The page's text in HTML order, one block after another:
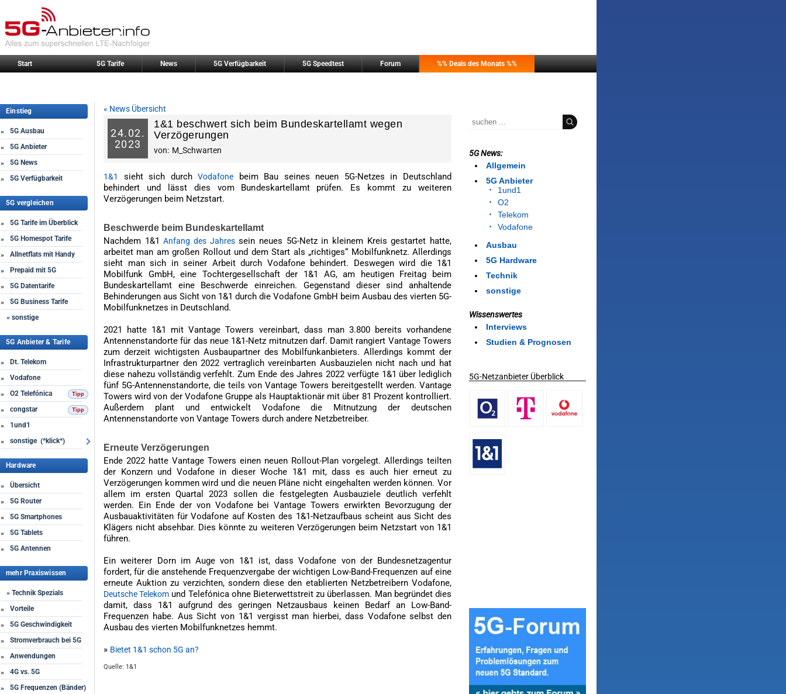
Start 5G Tarife News 5G Verfügbarkeit 5G Speedtest Forum %% Deals des Monats %%
Einstieg
»
5G Ausbau
»
5G Anbieter
»
5G News
»
5G Verfügbarkeit
5G vergleichen
»
5G Tarife im Überblick
»
5G Homespot Tarife
»
Allnetflats mit Handy
»
Prepaid mit 5G
»
5G Datentarife
»
5G Business Tarife
» sonstige
5G Anbieter & Tarife
»
Dt. Telekom
»
Vodafone
»
O2 Telefónica
»
congstar
»
1und1
»
sonstige (*klick*)
Hardware
»
Übersicht
»
5G Router
»
5G Smartphones
»
5G Tablets
»
5G Antennen
mehr Praxiswissen
» Technik Spezials
»
Vorteile
»
5G Geschwindigkeit
»
Stromverbrauch bei 5G
»
Anwendungen
»
4G vs. 5G
»
5G Frequenzen (Bänder)
« News Übersicht
24. 02.
2023
1&1 beschwert sich beim Bundeskartellamt wegen
Verzögerungen
von: M_Schwarten
1&1 sieht sich durchVodafone beim Bau seines neuen 5G-Netzes in Deutschland
behindert und lässt dies vom Bundeskartellamt prüfen. Es kommt zu weiteren
Verzögerungen beim Netzstart.
Beschwerde beim Bundeskartellamt
Nachdem 1&1Anfang des Jahressein neues 5G-Netz in kleinem Kreis gestartet hatte,
arbeitet man am großen Rollout und dem Start als „richtiges“ Mobilfunknetz. Allerdings
sieht man sich in seiner Arbeit durch Vodafone behindert. Deswegen wird die 1&1
Mobilfunk GmbH, eine Tochtergesellschaft der 1&1 AG, am heutigen Freitag beim
Bundeskartellamt eine Beschwerde einreichen. Gegenstand dieser sind anhaltende
Behinderungen aus Sicht von 1&1 durch die Vodafone GmbH beim Ausbau des vierten 5G-
Mobilfunknetzes in Deutschland.
2021 hatte 1&1 mit Vantage Towers vereinbart, dass man 3.800 bereits vorhandene
Antennenstandorte für das neue 1&1-Netz mitnutzen darf. Damit rangiert Vantage Towers
zum derzeit wichtigsten Ausbaupartner des Mobilfunkanbieters. Allerdings kommt der
Infrastrukturpartner den 2022 vertraglich vereinbarten Ausbauzielen nicht nach und hat
diese nahezu vollständig verfehlt. Zum Ende des Jahres 2022 verfügte 1&1 über lediglich
fünf 5G-Antennenstandorte, die teils von Vantage Towers bereitgestellt werden. Vantage
Towers wird von der Vodafone Gruppe als Hauptaktionär mit über 81 Prozent kontrolliert.
Außerdem plant und entwickelt Vodafone die Mitnutzung der deutschen
Antennenstandorte von Vantage Towers durch andere Netzbetreiber.
Erneute Verzögerungen
Ende 2022 hatte Vantage Towers einen neuen Rollout-Plan vorgelegt. Allerdings teilten
der Konzern und Vodafone in dieser Woche 1&1 mit, dass es auch hier erneut zu
Verzögerungen kommen wird und die neuen Pläne nicht eingehalten werden können. Vor
allem im ersten Quartal 2023 sollen die festgelegten Ausbauziele deutlich verfehlt
werden. Ein Ende der von Vodafone bei Vantage Towers erwirkten Bevorzugung der
Ausbauaktivitäten für Vodafone auf Kosten des 1&1-Netzaufbaus scheint aus Sicht des
Klägers nicht absehbar. Dies könnte zu weiteren Verzögerungen beim Netzstart von 1&1
führen.
Ein weiterer Dorn im Auge von 1&1 ist, dass Vodafone von der Bundesnetzagentur
fordert, für die anstehende Frequenzvergabe der wichtigen Low-Band-Frequenzen auf eine
erneute Auktion zu verzichten, sondern diese den etablierten Netzbetreibern Vodafone,
Deutsche Telekom und Telefónica ohne Bieterwettstreit zu überlassen. Man begründet dies
damit, dass 1&1 aufgrund des geringen Netzausbaus keinen Bedarf an Low-Band-
Frequenzen habe. Aus Sicht von 1&1 vergisst man hierbei, dass Vodafone selbst den
Ausbau des vierten Mobilfunknetzes hemmt.
» Bietet 1&1 schon 5G an?
Quelle: 1&1
5G News:
Allgemein
5G Anbieter
1und1
O2
Telekom
Vodafone
Ausbau
5G Hardware
Technik
sonstige
Wissenswertes
Interviews
Studien & Prognosen
5G-Netzanbieter Überblick